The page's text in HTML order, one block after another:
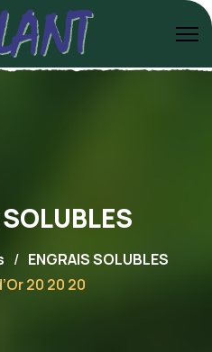
ENGRAIS SOLUBLES
20 20 20